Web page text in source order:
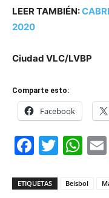
LEER TAMBIÉN:
2020
Ciudad VLC/LVBP
Comparte esto:
Facebook
ETIQUETAS Beisbol